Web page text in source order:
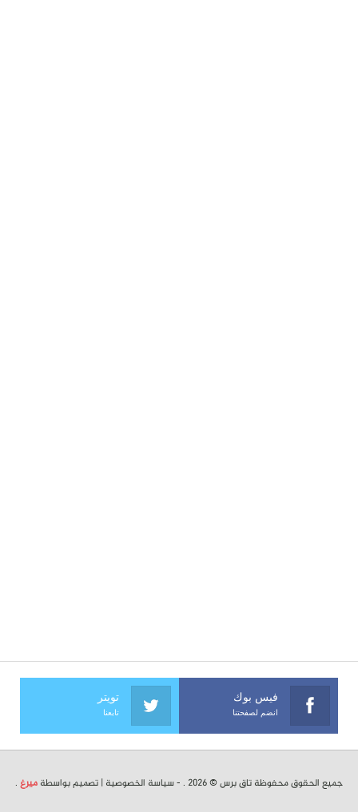
فيس بوك
انضم لصفحتنا
تويتر
تابعنا
جميع الحقوق محفوظة تاق برس © 2026 . - سياسة الخصوصية | تصميم بواسطة ميرغ .